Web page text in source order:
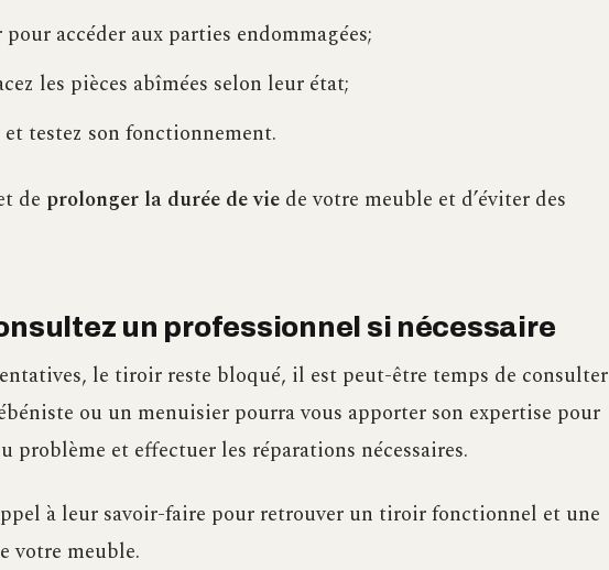
accéder aux parties endommagées;
les pièces abîmées selon leur état;
testez son fonctionnement.
de prolonger la durée de vie de votre meuble et d’éviter des
un professionnel si nécessaire
le tiroir reste bloqué, il est peut-être temps de consulter
ou un menuisier pourra vous apporter son expertise pour
problème et effectuer les réparations nécessaires.
à leur savoir-faire pour retrouver un tiroir fonctionnel et une
votre meuble.